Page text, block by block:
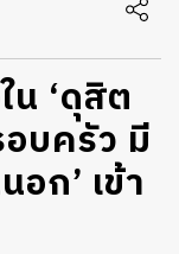
‘ดุสิต
บครัว มี
ก’ เข้า